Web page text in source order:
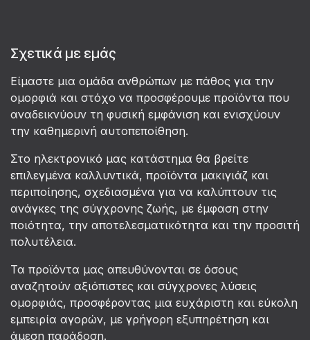
Σχετικά με εμάς
Είμαστε μια ομάδα ανθρώπων με πάθος για την
ομορφιά και στόχο να προσφέρουμε προϊόντα που
αναδεικνύουν τη φυσική εμφάνιση και ενισχύουν
την καθημερινή αυτοπεποίθηση.
Στο ηλεκτρονικό μας κατάστημα θα βρείτε
επιλεγμένα καλλυντικά, προϊόντα μακιγιάζ και
περιποίησης, σχεδιασμένα για να καλύπτουν τις
ανάγκες της σύγχρονης ζωής, με έμφαση στην
ποιότητα, την αποτελεσματικότητα και την προσιτή
πολυτέλεια.
Τα προϊόντα μας απευθύνονται σε όσους
αναζητούν αξιόπιστες και σύγχρονες λύσεις
ομορφιάς, προσφέροντας μια ευχάριστη και εύκολη
εμπειρία αγορών, με γρήγορη εξυπηρέτηση και
άμεση παράδοση.